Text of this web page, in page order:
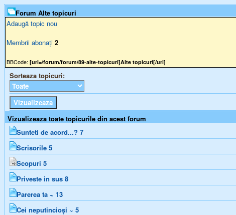
Forum Alte topicuri
Adaugă topic nou
Membrii abonați 2
BBCode: [url=/forum/forum/89-alte-topicuri]Alte topicuri[/url]
Sorteaza topicuri:
Vizualizeaza toate topicurile din acest forum
Sunteti de acord...? 7
Scrisorile 5
Scopuri 5
Priveste in sus 8
Parerea ta ~ 13
Cei neputincioși ~ 5